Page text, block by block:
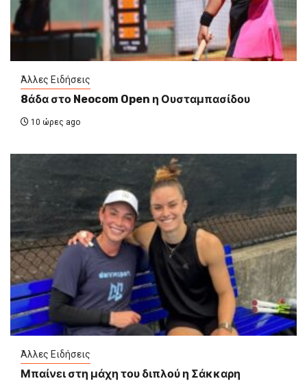
Άλλες Ειδήσεις
8άδα στο Neocom Open η Ουσταμπασίδου
10 ώρες ago
Άλλες Ειδήσεις
Μπαίνει στη μάχη του διπλού η Σάκκαρη